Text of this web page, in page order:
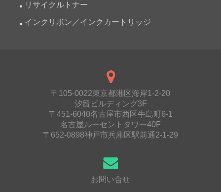
リサイクルトナー
インクリボン／インクカートリッジ
〒105-0022東京都港区海岸1-2-20
汐留ビルディング3F
〒451-6040名古屋市西区牛島町6-1
名古屋ルーセントタワー40F
〒652-0898神戸市兵庫区駅前通2-1-29
お問い合せ